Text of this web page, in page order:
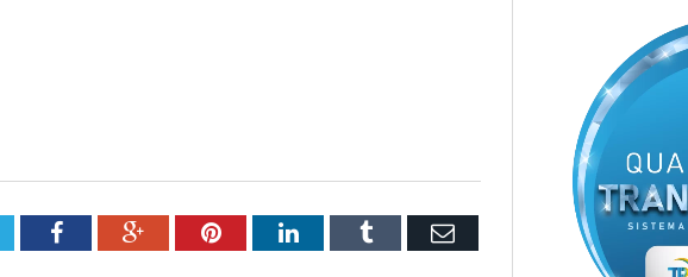
FacebookGoogle+PinterestLinkedInTumblr Email